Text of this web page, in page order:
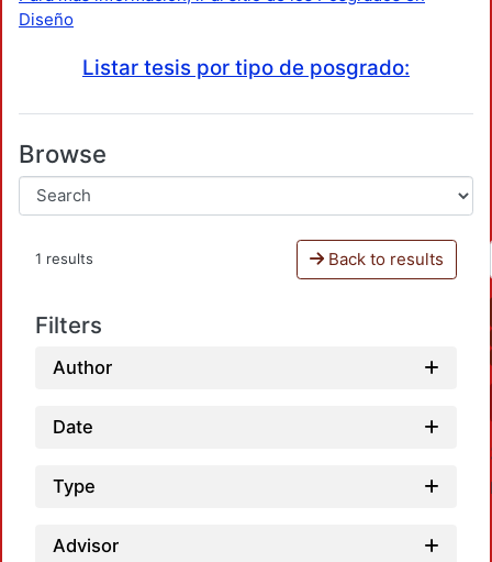
Diseño
Listar tesis por tipo de posgrado:
Browse
1 results Back to results
Filters
Author
Date
Type
Advisor